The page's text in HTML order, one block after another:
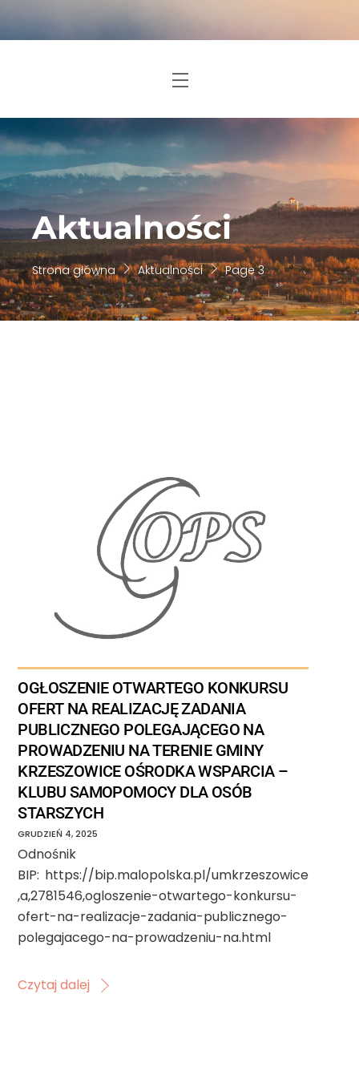
Menu
Aktualności
Strona główna Aktualności Page 3
OGŁOSZENIE OTWARTEGO KONKURSU
OFERT NA REALIZACJĘ ZADANIA
PUBLICZNEGO POLEGAJĄCEGO NA
PROWADZENIU NA TERENIE GMINY
KRZESZOWICE OŚRODKA WSPARCIA –
KLUBU SAMOPOMOCY DLA OSÓB
STARSZYCH
GRUDZIEŃ 4,2025
Odnośnik
BIP: https://bip.malopolska.pl/umkrzeszowice
,a,2781546,ogloszenie-otwartego-konkursu-
ofert-na-realizacje-zadania-publicznego-
polegajacego-na-prowadzeniu-na.html
Czytaj dalej